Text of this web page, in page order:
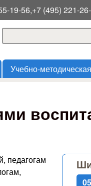
19-56,+7 (495) 221-
Форма поиска
Учебно-
педагогам